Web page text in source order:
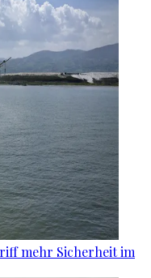
mehr Sicherheit im